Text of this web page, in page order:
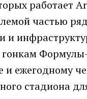
работает
частью
и
ежегодному
стадиона